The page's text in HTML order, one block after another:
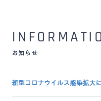
お知らせ
新型コロナウイルス感染拡大